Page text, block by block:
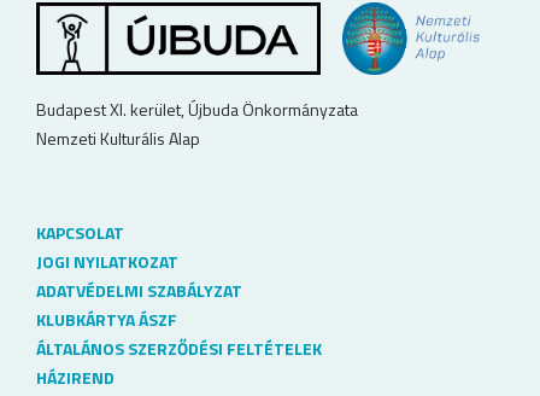
Budapest XI. kerület, Újbuda Önkormányzata
Nemzeti Kulturális Alap
KAPCSOLAT
JOGI NYILATKOZAT
ADATVÉDELMI SZABÁLYZAT
KLUBKÁRTYA ÁSZF
ÁLTALÁNOS SZERZŐDÉSI FELTÉTELEK
HÁZIREND